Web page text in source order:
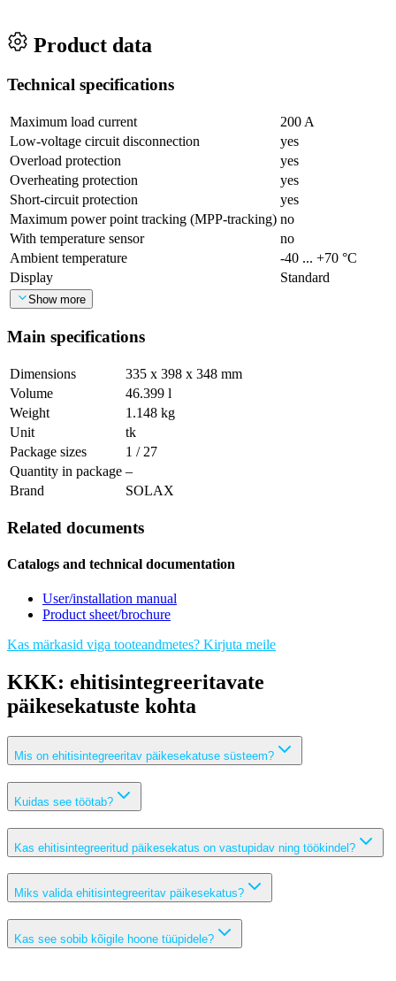
Product data
Technical specifications
Maximum load current
200 A
Low-voltage circuit disconnection
yes
Overload protection
yes
Overheating protection
yes
Short-circuit protection
yes
Maximum power point tracking (MPP-tracking) no
With temperature sensor
no
Ambient temperature
-40 ... +70 °C
Display
Standard
Show more
Main specifications
Dimensions
335 x 398 x 348 mm
Volume
46.399 l
Weight
1.148 kg
Unit
tk
Package sizes
1 / 27
Quantity in package –
Brand
SOLAX
Related documents
Catalogs and technical documentation
User/installation manual
Product sheet/brochure
Kas märkasid viga tooteandmetes? Kirjuta meile
KKK: ehitisintegreeritavate
päikesekatuste kohta
Mis on ehitisintegreeritav päikesekatuse süsteem?
Kuidas see töötab?
Kas ehitisintegreeritud päikesekatus on vastupidav ning töökindel?
Miks valida ehitisintegreeritav päikesekatus?
Kas see sobib kõigile hoone tüüpidele?